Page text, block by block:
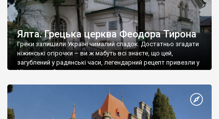
Ялта. Грецька церква Феодора Тирона
Греки залишили Україні чималий спадок. Достатньо згадати
ніжинські огірочки – ви ж мабуть всі знаєте, що цей,
загублений у радянські часи, легендарний рецепт привезли у
Ніжин греки?